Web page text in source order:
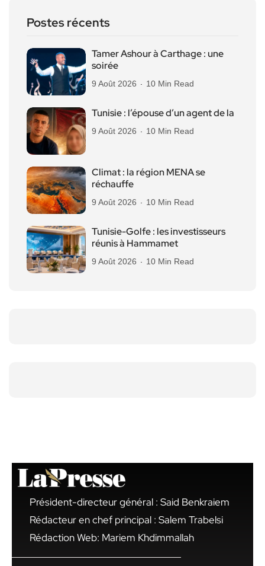
Postes récents
Tamer Ashour à Carthage : une
soirée
9 Août 2026 10 Min Read
Tunisie : l’épouse d’un agent de la
9 Août 2026 10 Min Read
Climat : la région MENA se
réchauffe
9 Août 2026 10 Min Read
Tunisie-Golfe : les investisseurs
réunis à Hammamet
9 Août 2026 10 Min Read
Président-directeur général : Said Benkraiem
Rédacteur en chef principal : Salem Trabelsi
Rédaction Web: Mariem Khdimmallah